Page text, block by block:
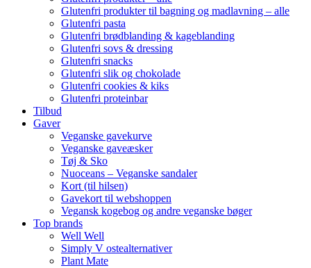
Glutenfri produkter til bagning og madlavning – alle
Glutenfri pasta
Glutenfri brødblanding & kageblanding
Glutenfri sovs & dressing
Glutenfri snacks
Glutenfri slik og chokolade
Glutenfri cookies & kiks
Glutenfri proteinbar
Tilbud
Gaver
Veganske gavekurve
Veganske gaveæsker
Tøj & Sko
Nuoceans – Veganske sandaler
Kort (til hilsen)
Gavekort til webshoppen
Vegansk kogebog og andre veganske bøger
Top brands
Well Well
Simply V ostealternativer
Plant Mate